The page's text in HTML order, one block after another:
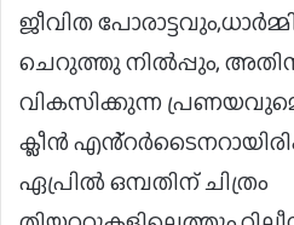
ജീവിത
ചെറുത്തു നിൽപ്പും,
വികസിക്കുന്ന
ക്ലീൻ
ഏപ്രിൽ ഒമ്പതിന് ചിത്രം